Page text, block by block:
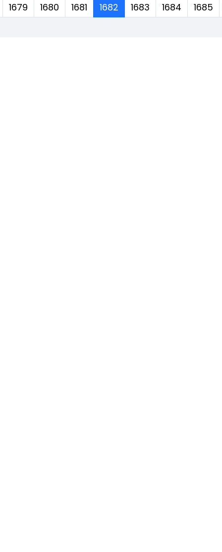
1679 1680 1681 1682 (corrente)
1683 1684 1685